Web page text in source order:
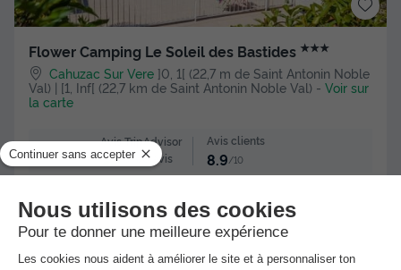
Flower Camping Le Soleil des Bastides ★★★
Cahuzac Sur Vere ]0, 1[ (22,7 m de Saint Antonin Noble
Val) | [1, Inf[ (22,7 km de Saint Antonin Noble Val) - Voir sur
la carte
Avis TripAdvisor
80 avis
Avis clients
8.9/10
TENTE 4 personnes - Coco Sweet 16m² 4 pers